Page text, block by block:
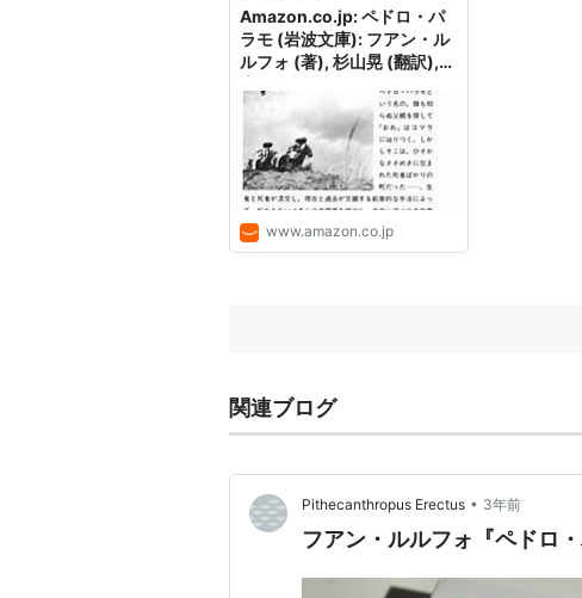
Amazon.co.jp: ペドロ・パ
ラモ (岩波文庫): フアン・ル
ルフォ (著), 杉山晃 (翻訳),
www.amazon.co.jp
関連ブログ
Pithecanthropus Erectus • 3年前
フアン・ルルフォ『ペドロ